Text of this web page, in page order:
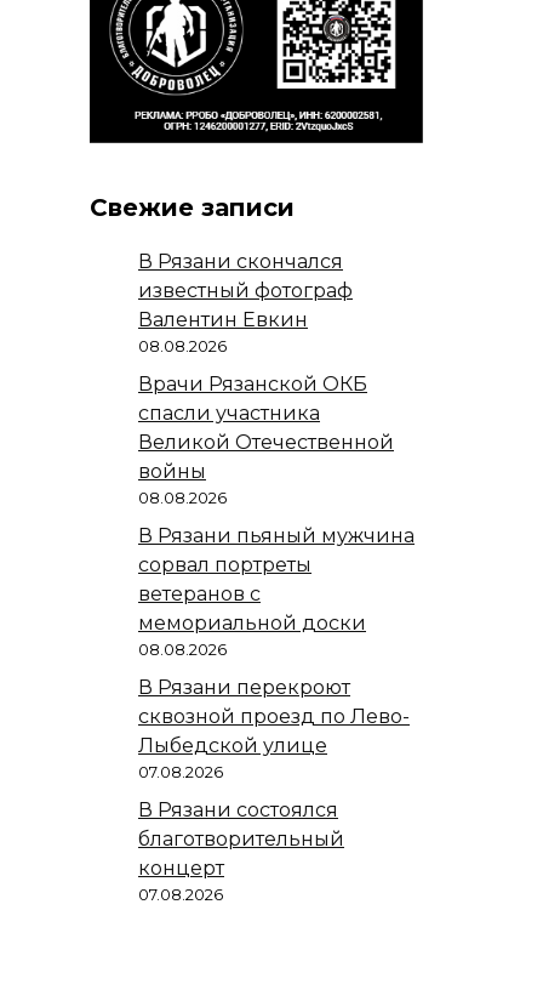
Свежие записи
В Рязани скончался
известный фотограф
Валентин Евкин
08.08.2026
Врачи Рязанской ОКБ
спасли участника
Великой Отечественной
войны
08.08.2026
В Рязани пьяный мужчина
сорвал портреты
ветеранов с
мемориальной доски
08.08.2026
В Рязани перекроют
сквозной проезд по Лево-
Лыбедской улице
07.08.2026
В Рязани состоялся
благотворительный
концерт
07.08.2026